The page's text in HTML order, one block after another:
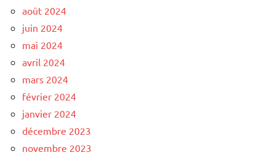
août 2024
juin 2024
mai 2024
avril 2024
mars 2024
février 2024
janvier 2024
décembre 2023
novembre 2023